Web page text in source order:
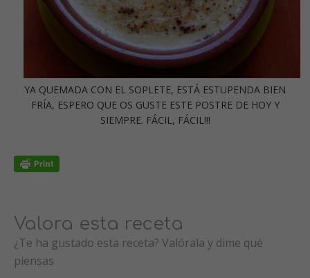
YA QUEMADA CON EL SOPLETE, ESTÁ ESTUPENDA BIEN
FRÍA, ESPERO QUE OS GUSTE ESTE POSTRE DE HOY Y
SIEMPRE. FÁCIL, FÁCIL!!!
Valora esta receta
¿Te ha gustado esta receta? Valórala y dime qué
piensas